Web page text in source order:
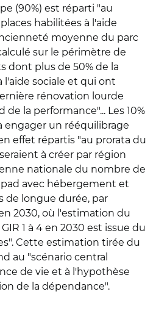
(90%) est réparti "au
habilitées à l'aide
moyenne du parc
sur le périmètre de
dont plus de 50% de la
l'aide sociale et qui ont
rénovation lourde
la performance"... Les 10%
engager un rééquilibrage
effet répartis "au prorata du
à créer par région
nationale du nombre de
avec hébergement et
de longue durée, par
2030, où l'estimation du
1 à 4 en 2030 est issue du
Cette estimation tirée du
au "scénario central
de vie et à l'hypothèse
de la dépendance".